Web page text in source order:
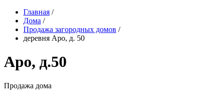
Главная /
Дома /
Продажа загородных домов /
деревня Аро, д. 50
Аро, д.50
Продажа дома